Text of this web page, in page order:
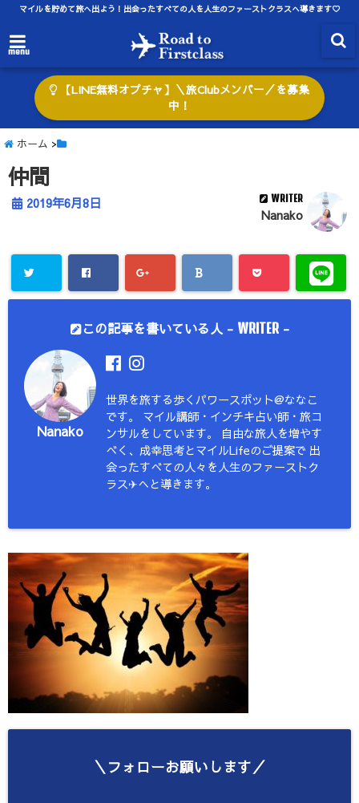
マイルを貯めて旅へ出よう！出会ったすべての人を人生のファーストクラスへ導きます♡
menu
【LINE無料オプチャ】＼旅Clubメンバー／を募集
中！
ホーム >
仲間
2019年6月8日 WRITER
Nanako
この記事を書いている人 - WRITER-
Nanako
世界を旅する歩くパワースポット@ななこ
です。 マイル講師・インチキ占い師・旅コ
ンサルをしています。 自由な旅人を増やす
べく、成幸思考とマイルLifeのご提案で 出
会ったすべての人々を人生のファーストク
ラス✈︎へと導きます。
＼フォローお願いします／